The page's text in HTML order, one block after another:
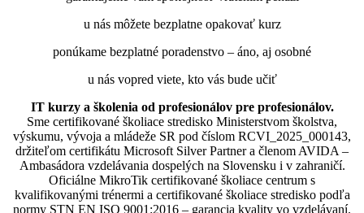
u nás môžete bezplatne opakovať kurz
ponúkame bezplatné poradenstvo – áno, aj osobné
u nás vopred viete, kto vás bude učiť
IT kurzy a školenia od profesionálov pre profesionálov.
Sme certifikované školiace stredisko Ministerstvom školstva,
výskumu, vývoja a mládeže SR pod číslom RCVI_2025_000143,
držiteľom certifikátu Microsoft Silver Partner a členom AVIDA –
Ambasádora vzdelávania dospelých na Slovensku i v zahraničí.​​​​​​​​​​​​​​​​
Oficiálne MikroTik certifikované školiace centrum s
kvalifikovanými trénermi ​​​​​​​​​​a certifikované školiace stredisko podľa
normy STN EN ISO 9001:2016 – garancia kvality vo vzdelávaní.